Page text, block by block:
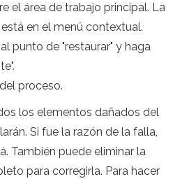
el área de trabajo principal. La
en el menú contextual.
punto de "restaurar" y haga
proceso.
los elementos dañados del
Si fue la razón de la falla,
También puede eliminar la
para corregirla. Para hacer